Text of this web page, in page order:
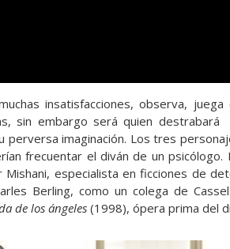
insatisfacciones, observa, juega
sin embargo será quien
imaginación. Los tres
frecuentar el diván de un psicólogo.
especialista en ficciones de
Berling, como un colega de
de los ángeles (1998), ópera prima del